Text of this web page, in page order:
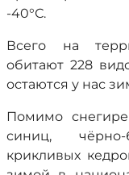
-40°С.
Всего на
обитают 228
остаются у нас
Помимо
синиц, чёрно-
крикливых